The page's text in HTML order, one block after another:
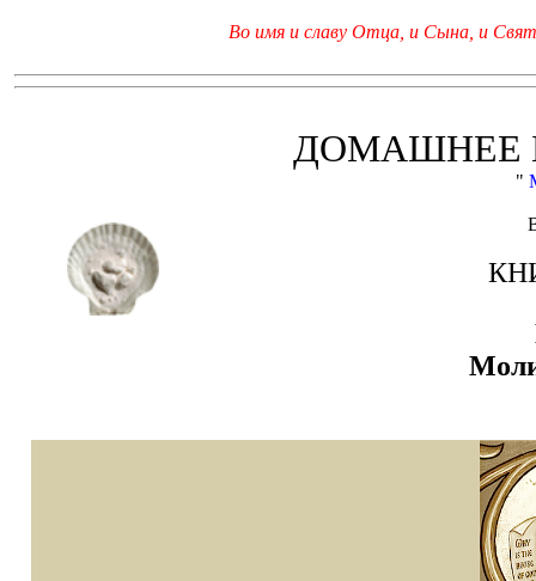
Во имя и славу Отца, и Сына, и
ДОМАШНЕЕ
"